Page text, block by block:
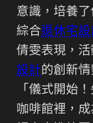
意識，培養
綜合退休宅設
倩雯表現，活
設計的創新
「儀式開始
咖啡館裡，